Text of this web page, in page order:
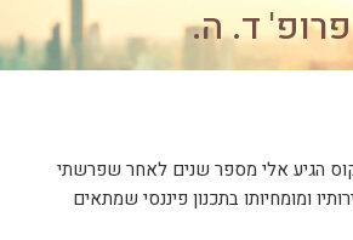
פרופ' ד. ה.
You are here:
הגיע אלי מספר שנים לאחר שפרשתי
ומומחיותו בתכנון פיננסי שמתאים